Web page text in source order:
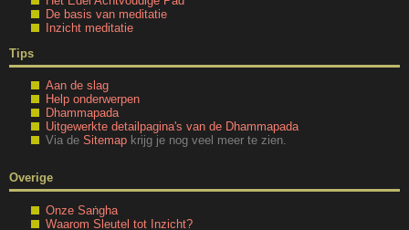
De basis van meditatie
Inzicht meditatie
Tips
Aan de slag
Help onderwerpen
Dhammapada
Uitgewerkte detailpagina's van de Dhammapada
Via de Sitemap krijg je nog veel meer te zien.
Overige
Onze Saṅgha
Waarom Sleutel tot Inzicht?